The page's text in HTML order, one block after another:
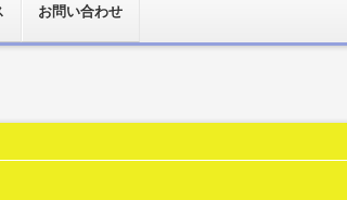
お問い合わせ